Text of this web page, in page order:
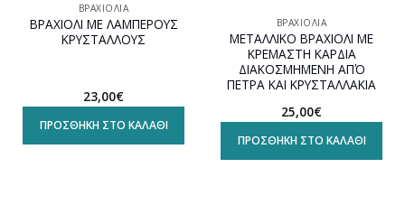
ΒΡΑΧΙΌΛΙΑ
ΒΡΑΧΙΟΛΙ ΜΕ ΛΑΜΠΕΡΟΥΣ
ΚΡΥΣΤΑΛΛΟΥΣ
23,00€
ΠΡΟΣΘΉΚΗ ΣΤΟ ΚΑΛΆΘΙ
ΒΡΑΧΙΌΛΙΑ
ΜΕΤΑΛΛΙΚΟ ΒΡΑΧΙΟΛΙ ΜΕ
ΚΡΕΜΑΣΤΗ ΚΑΡΔΙΑ
ΔΙΑΚΟΣΜΗΜΕΝΗ ΑΠΌ
ΠΕΤΡΑ ΚΑΙ ΚΡΥΣΤΑΛΛΑΚΙΑ
25,00€
ΠΡΟΣΘΉΚΗ ΣΤΟ ΚΑΛΆΘΙ